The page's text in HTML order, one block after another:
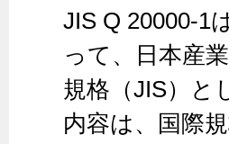
JIS Q 20000-1
って、日本産
規格（JIS）と
内容は、国際